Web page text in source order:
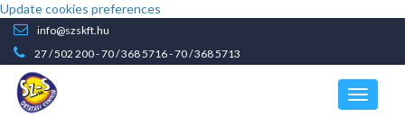
Update cookies preferences
info@szskft.hu
27 / 502 200-70 / 368 5716-70 / 368 5713